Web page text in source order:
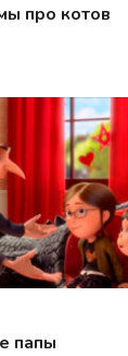
про котов
папы